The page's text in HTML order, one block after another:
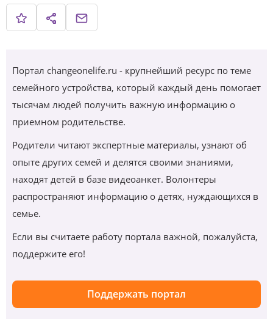
Портал changeonelife.ru - крупнейший ресурс по теме
семейного устройства, который каждый день помогает
тысячам людей получить важную информацию о
приемном родительстве.
Родители читают экспертные материалы, узнают об
опыте других семей и делятся своими знаниями,
находят детей в базе видеоанкет. Волонтеры
распространяют информацию о детях, нуждающихся в
семье.
Если вы считаете работу портала важной, пожалуйста,
поддержите его!
Поддержать портал